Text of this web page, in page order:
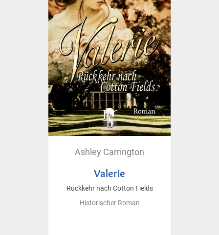
Ashley Carrington
Valerie
Rückkehr nach Cotton Fields
Historischer Roman